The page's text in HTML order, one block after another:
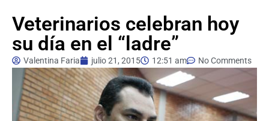
Veterinarios celebran hoy
su día en el “ladre”
Valentina Faria julio 21, 2015 12:51 am No Comments